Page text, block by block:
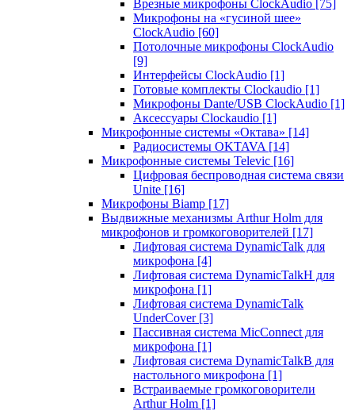
Врезные микрофоны ClockAudio [75]
Микрофоны на «гусиной шее»
ClockAudio [60]
Потолочные микрофоны ClockAudio
[9]
Интерфейсы ClockAudio [1]
Готовые комплекты Clockaudio [1]
Микрофоны Dante/USB ClockAudio [1]
Аксессуары Clockaudio [1]
Микрофонные системы «Октава» [14]
Радиосистемы OKTAVA [14]
Микрофонные системы Televic [16]
Цифровая беспроводная система связи
Unite [16]
Микрофоны Biamp [17]
Выдвижные механизмы Arthur Holm для
микрофонов и громкоговорителей [17]
Лифтовая система DynamicTalk для
микрофона [4]
Лифтовая система DynamicTalkH для
микрофона [1]
Лифтовая система DynamicTalk
UnderCover [3]
Пассивная система MicConnect для
микрофона [1]
Лифтовая система DynamicTalkB для
настольного микрофона [1]
Встраиваемые громкоговорители
Arthur Holm [1]